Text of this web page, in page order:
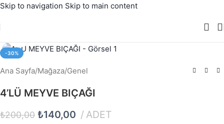
Skip to navigation Skip to main content
-30%
Ana Sayfa/Mağaza/Genel
4’LÜ MEYVE BIÇAĞI
₺200,00 ₺140,00 ADET